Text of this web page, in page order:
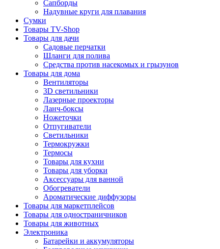
Сапборды
Надувные круги для плавания
Сумки
Товары TV-Shop
Товары для дачи
Садовые перчатки
Шланги для полива
Средства против насекомых и грызунов
Товары для дома
Вентиляторы
3D светильники
Лазерные проекторы
Ланч-боксы
Ножеточки
Отпугиватели
Светильники
Термокружки
Термосы
Товары для кухни
Товары для уборки
Аксессуары для ванной
Обогреватели
Ароматические диффузоры
Товары для маркетплейсов
Товары для одностраничников
Товары для животных
Электроника
Батарейки и аккумуляторы